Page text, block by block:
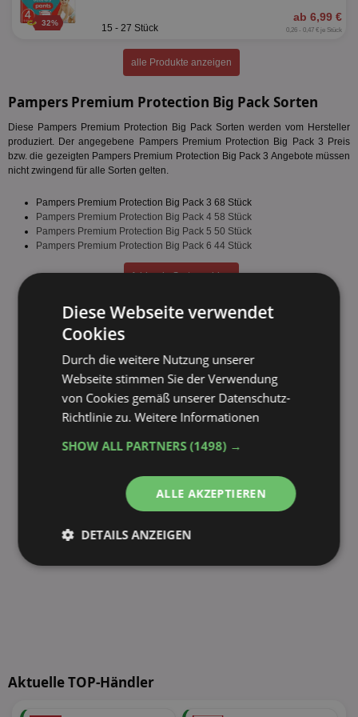
32% ab 6,99 €
15 - 27 Stück 0,26 - 0,47 € je Stück
alle Produkte anzeigen
Pampers Premium Protection Big Pack Sorten
Diese Pampers Premium Protection Big Pack Sorten werden vom Hersteller
produziert. Der angegebene Pampers Premium Protection Big Pack 3 Preis
bzw. die gezeigten Pampers Premium Protection Big Pack 3 Angebote müssen
nicht zwingend für alle Sorten gelten.
Pampers Premium Protection Big Pack 3 68 Stück
Pampers Premium Protection Big Pack 4 58 Stück
Pampers Premium Protection Big Pack 5 50 Stück
Pampers Premium Protection Big Pack 6 44 Stück
fehlende Sorte melden
Aktuelle TOP-Händler
Diese Webseite verwendet
Cookies
Durch die weitere Nutzung unserer
Webseite stimmen Sie der Verwendung
von Cookies gemäß unserer Datenschutz-
Richtlinie zu.Weitere Informationen
SHOW ALL PARTNERS(1498) →
ALLE AKZEPTIEREN
DETAILS ANZEIGEN
Unbedingt
Performance
Unklassifizierte